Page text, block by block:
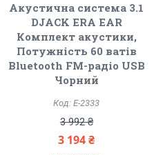
Акустична система 3.1
DJACK ERA EAR
Комплект акустики,
Потужність 60 ватів
Bluetooth FM-радіо USB
Чорний
E-2333
3 992 ₴
3 194 ₴